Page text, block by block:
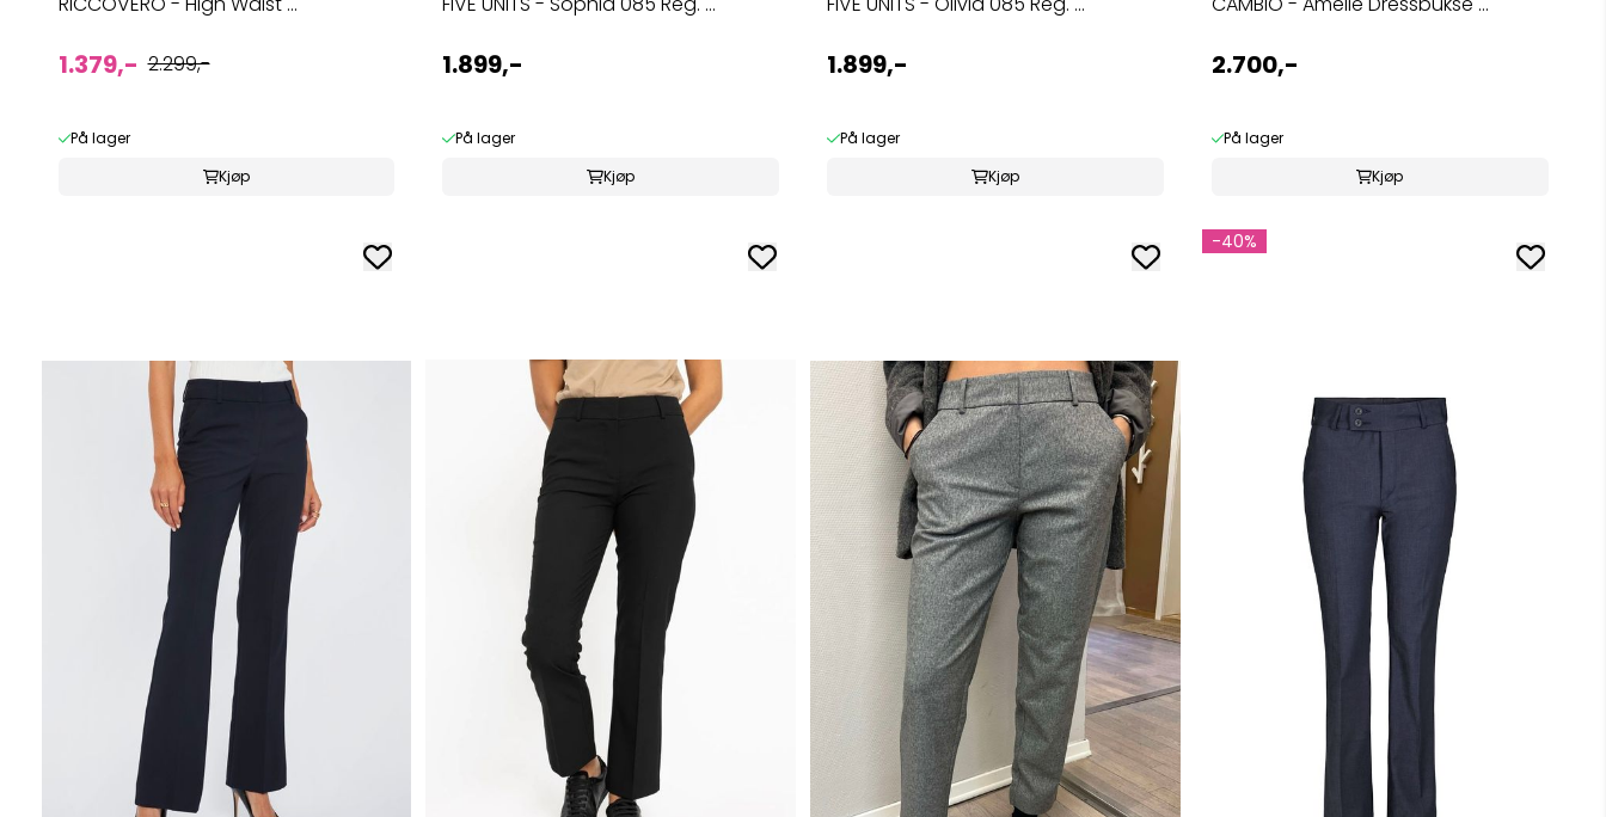
1.379,- 2.299,-
På lager
Kjøp
1.899,-
På lager
Kjøp
1.899,-
På lager
Kjøp
2.700,-
På lager
Kjøp
-40%